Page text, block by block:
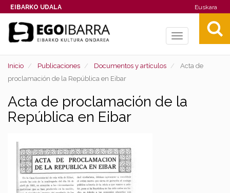
EIBARKO UDALA Euskara
Toggle
Inicio Publicaciones Documentos y artículos
Acta de
proclamación de la República en Eibar
Acta de proclamación de la
República en Eibar